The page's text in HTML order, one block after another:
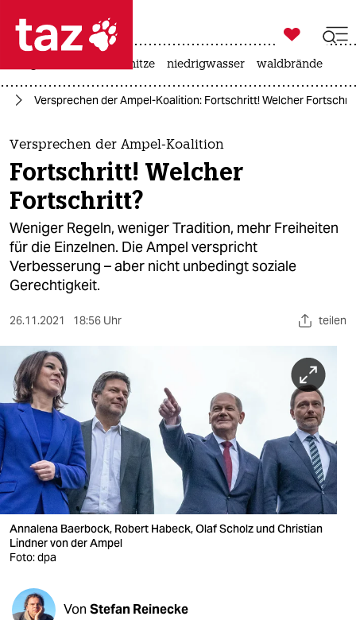
 taz zahl ich
taz zahl ich
themen
politik
öko
gesellschaft
kultur
sport
berlin
nord
wahrheit
verlag
verlag
veranstaltungen
shop
fragen & hilfe

taz zahl ich
hitze niedrigwasser waldbrände
Versprechen der Ampel-Koalition: Fortschritt! Welcher
Versprechen der Ampel-Koalition
Fortschritt! Welcher
Fortschritt?
Weniger Regeln, weniger Tradition, mehr Freiheiten
für die Einzelnen. Die Ampel verspricht
Verbesserung – aber nicht unbedingt soziale
Gerechtigkeit.
26.11.2021 18:56 Uhr teilen
Annalena Baerbock, Robert Habeck, Olaf Scholz und Christian
Lindner von der Ampel
Foto: dpa
Von Stefan Reinecke